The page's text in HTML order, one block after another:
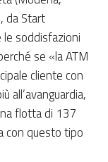
da Start
le soddisfazioni
se «la ATM
cliente con
all’avanguardia,
flotta di 137
con questo tipo